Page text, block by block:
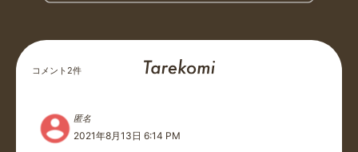
コメント 2件
匿名
2021年8月13日 6:14 PM